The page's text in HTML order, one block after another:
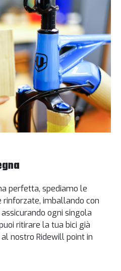
perfetta, spediamo le
imballando con
ogni singola
ritirare la tua bici già
nostro Ridewill point in